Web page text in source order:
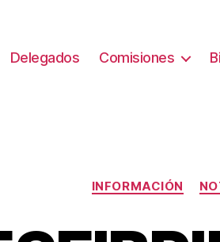
Delegados Comisiones
INFORMACIÓN